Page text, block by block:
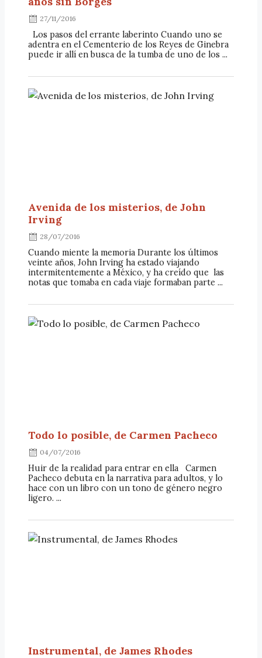
27/11/2016
Los pasos del errante laberinto Cuando uno se
adentra en el Cementerio de los Reyes de Ginebra
puede ir allí en busca de la tumba de uno de los ...
Avenida de los misterios, de John
Irving
28/07/2016
Cuando miente la memoria Durante los últimos
veinte años, John Irving ha estado viajando
intermitentemente a México, y ha creído que las
notas que tomaba en cada viaje formaban parte ...
Todo lo posible, de Carmen Pacheco
04/07/2016
Huir de la realidad para entrar en ella Carmen
Pacheco debuta en la narrativa para adultos, y lo
hace con un libro con un tono de género negro
ligero. ...
Instrumental, de James Rhodes